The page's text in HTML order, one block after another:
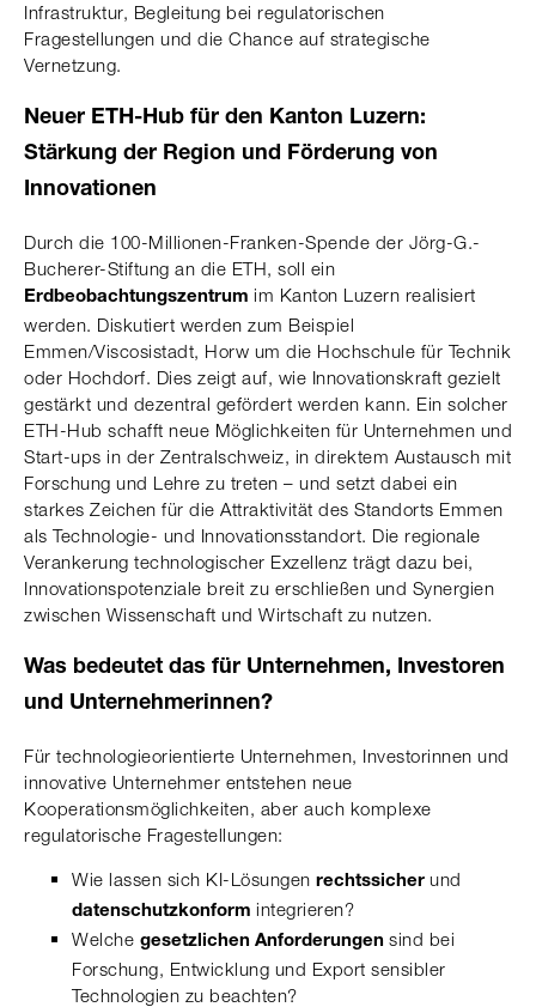
Infrastruktur, Begleitung bei regulatorischen
Fragestellungen und die Chance auf strategische
Vernetzung.
Neuer ETH-Hub für den Kanton Luzern:
Stärkung der Region und Förderung von
Innovationen
Durch die 100-Millionen-Franken-Spende der Jörg-G.-
Bucherer-Stiftung an die ETH, soll ein
Erdbeobachtungszentrum im Kanton Luzern realisiert
werden. Diskutiert werden zum Beispiel
Emmen/Viscosistadt, Horw um die Hochschule für Technik
oder Hochdorf. Dies zeigt auf, wie Innovationskraft gezielt
gestärkt und dezentral gefördert werden kann. Ein solcher
ETH-Hub schafft neue Möglichkeiten für Unternehmen und
Start-ups in der Zentralschweiz, in direktem Austausch mit
Forschung und Lehre zu treten – und setzt dabei ein
starkes Zeichen für die Attraktivität des Standorts Emmen
als Technologie- und Innovationsstandort. Die regionale
Verankerung technologischer Exzellenz trägt dazu bei,
Innovationspotenziale breit zu erschließen und Synergien
zwischen Wissenschaft und Wirtschaft zu nutzen.
Was bedeutet das für Unternehmen, Investoren
und Unternehmerinnen?
Für technologieorientierte Unternehmen, Investorinnen und
innovative Unternehmer entstehen neue
Kooperationsmöglichkeiten, aber auch komplexe
regulatorische Fragestellungen:
Wie lassen sich KI-Lösungen rechtssicher und
datenschutzkonform integrieren?
Welche gesetzlichen Anforderungen sind bei
Forschung, Entwicklung und Export sensibler
Technologien zu beachten?